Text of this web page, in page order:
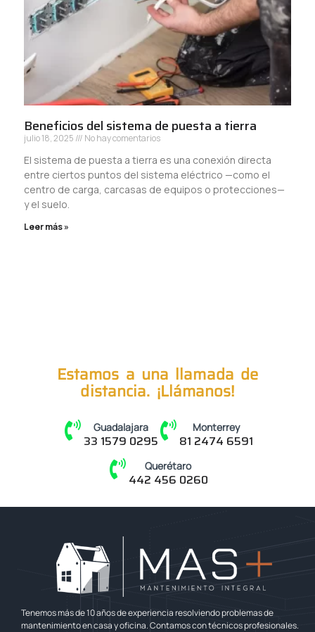
Beneficios del sistema de puesta a tierra
julio 18, 2025 No hay comentarios
El sistema de puesta a tierra es una conexión directa
entre ciertos puntos del sistema eléctrico —como el
centro de carga, carcasas de equipos o protecciones—
y el suelo.
Leer más »
Estamos a una llamada de
distancia. ¡Llámanos!
Guadalajara
33 1579 0295
Monterrey
81 2474 6591
Querétaro
442 456 0260
Tenemos más de 10 años de experiencia resolviendo problemas de
mantenimiento en casa y oficina. Contamos con técnicos profesionales.